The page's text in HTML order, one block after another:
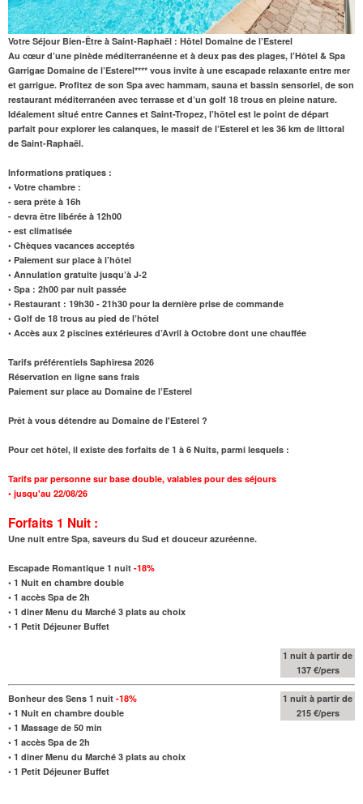
Votre Séjour Bien-Être à Saint-Raphaël : Hôtel Domaine de l’Esterel
Au cœur d’une pinède méditerranéenne et à deux pas des plages, l’Hôtel & Spa
Garrigae Domaine de l’Esterel**** vous invite à une escapade relaxante entre mer
et garrigue. Profitez de son Spa avec hammam, sauna et bassin sensoriel, de son
restaurant méditerranéen avec terrasse et d’un golf 18 trous en pleine nature.
Idéalement situé entre Cannes et Saint-Tropez, l’hôtel est le point de départ
parfait pour explorer les calanques, le massif de l’Esterel et les 36 km de littoral
de Saint-Raphaël.
Informations pratiques :
• Votre chambre :
- sera prête à 16h
- devra être libérée à 12h00
- est climatisée
• Chèques vacances acceptés
• Paiement sur place à l’hôtel
• Annulation gratuite jusqu’à J-2
• Spa : 2h00 par nuit passée
• Restaurant : 19h30 - 21h30 pour la dernière prise de commande
• Golf de 18 trous au pied de l’hôtel
• Accès aux 2 piscines extérieures d’Avril à Octobre dont une chauffée
Tarifs préférentiels Saphiresa 2026
Réservation en ligne sans frais
Paiement sur place au Domaine de l’Esterel
Prêt à vous détendre au Domaine de l'Esterel ?
Pour cet hôtel, il existe des forfaits de 1 à 6 Nuits, parmi lesquels :
Tarifs par personne sur base double, valables pour des séjours
• jusqu'au 22/08/26
Forfaits 1 Nuit :
Une nuit entre Spa, saveurs du Sud et douceur azuréenne.
Escapade Romantique 1 nuit -18%
• 1 Nuit en chambre double
• 1 accès Spa de 2h
• 1 diner Menu du Marché 3 plats au choix
• 1 Petit Déjeuner Buffet
1 nuit à partir de
137 €/pers
Bonheur des Sens 1 nuit -18%
• 1 Nuit en chambre double
• 1 Massage de 50 min
• 1 accès Spa de 2h
• 1 diner Menu du Marché 3 plats au choix
• 1 Petit Déjeuner Buffet
1 nuit à partir de
215 €/pers